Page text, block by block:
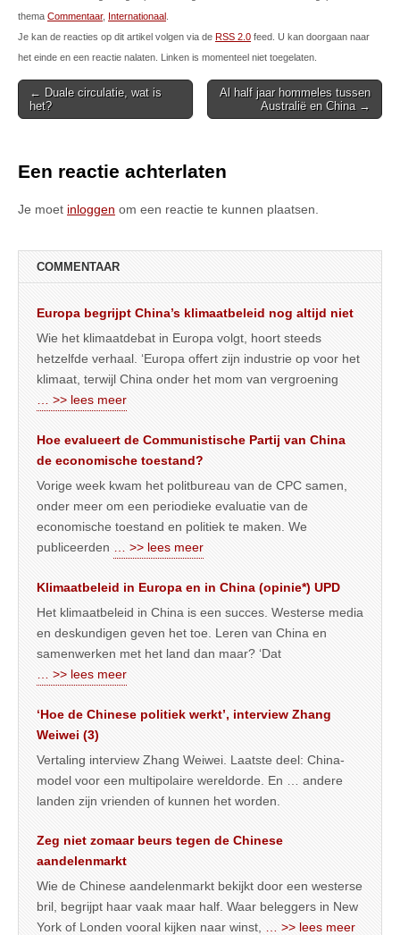
thema Commentaar, Internationaal
Je kan de reacties op dit artikel volgen via de RSS 2.0 feed. U kan doorgaan naar
het einde en een reactie nalaten. Linken is momenteel niet toegelaten.
Post
navigation
← Duale circulatie, wat is
het?
Al half jaar hommeles tussen
Australië en China →
Een reactie achterlaten
Je moet inloggen om een reactie te kunnen plaatsen.
COMMENTAAR
Europa begrijpt China’s klimaatbeleid nog altijd niet
Wie het klimaatdebat in Europa volgt, hoort steeds
hetzelfde verhaal. ‘Europa offert zijn industrie op voor het
klimaat, terwijl China onder het mom van vergroening
… >> lees meer
Hoe evalueert de Communistische Partij van China
de economische toestand?
Vorige week kwam het politbureau van de CPC samen,
onder meer om een periodieke evaluatie van de
economische toestand en politiek te maken. We
publiceerden
… >> lees meer
Klimaatbeleid in Europa en in China (opinie*) UPD
Het klimaatbeleid in China is een succes. Westerse media
en deskundigen geven het toe. Leren van China en
samenwerken met het land dan maar? ‘Dat
… >> lees meer
‘Hoe de Chinese politiek werkt’, interview Zhang
Weiwei (3)
Vertaling interview Zhang Weiwei. Laatste deel: China-
model voor een multipolaire wereldorde. En … andere
landen zijn vrienden of kunnen het worden.
Zeg niet zomaar beurs tegen de Chinese
aandelenmarkt
Wie de Chinese aandelenmarkt bekijkt door een westerse
bril, begrijpt haar vaak maar half. Waar beleggers in New
York of Londen vooral kijken naar winst,
… >> lees meer